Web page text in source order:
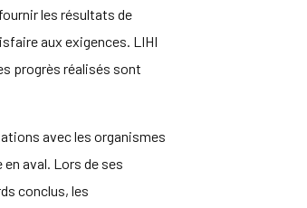
les résultats de
aux exigences. LIHI
progrès réalisés sont
avec les organismes
aval. Lors de ses
conclus, les